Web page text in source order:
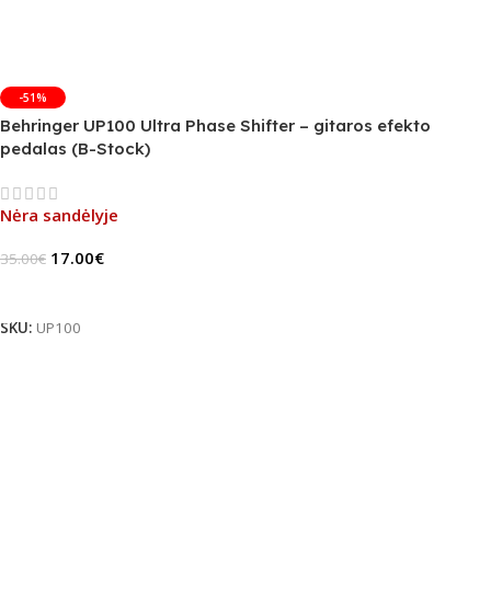
-51%
Behringer UP100 Ultra Phase Shifter – gitaros efekto
pedalas (B-Stock)
Nėra sandėlyje
35.00€ 17.00€
SKU: UP100